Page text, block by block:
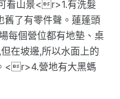
看山景<r>1.有洗髮
舊了有零件聲。蓮蓬頭
每個營位都有地墊、桌
在坡邊,所以水面上的
<r>4.營地有大黑螞